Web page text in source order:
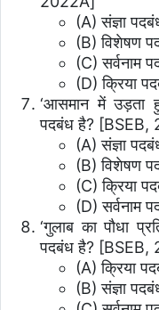
(A) संज्ञा
(B) विशेषण
(C) सर्वनाम
(D) क्रिया
‘आसमान में उड़ता
पदबंध है? [BSEB,
(A) संज्ञा
(B) विशेषण
(C) क्रिया
(D) सर्वनाम
‘गुलाब का पौधा
पदबंध है? [BSEB,
(A) क्रिया
(B) संज्ञा